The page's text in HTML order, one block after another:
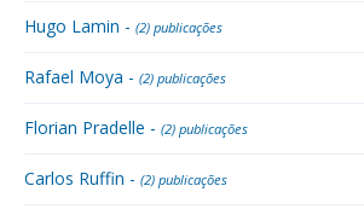
Hugo Lamin - (2) publicações
Rafael Moya - (2) publicações
Florian Pradelle - (2) publicações
Carlos Ruffin - (2) publicações